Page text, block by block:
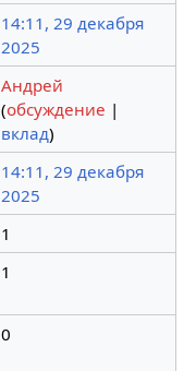
14:11, 29 декабря
2025
Андрей
(обсуждение |
вклад)
14:11, 29 декабря
2025
1
1
0